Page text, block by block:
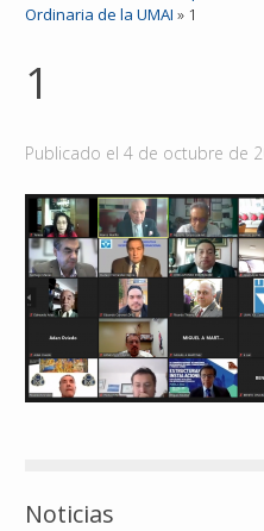
Reconocimientos
Publicaciones
Afiliación
Ordinaria de la UMAI » 1
1
Publicado el4 de octubre de
Noticias